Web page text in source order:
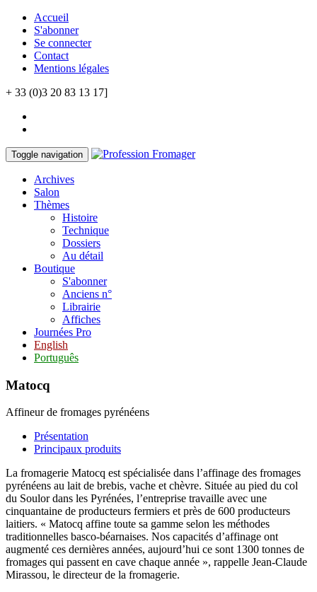
Accueil
S'abonner
Se connecter
Contact
Mentions légales
+ 33 (0)3 20 83 13 17]
Toggle navigation
Archives
Salon
Thèmes
Histoire
Technique
Dossiers
Au détail
Boutique
S'abonner
Anciens n°
Librairie
Affiches
Journées Pro
English
Português
Matocq
Affineur de fromages pyrénéens
Présentation
Principaux produits
La fromagerie Matocq est spécialisée dans l’affinage des fromages
pyrénéens au lait de brebis, vache et chèvre. Située au pied du col
du Soulor dans les Pyrénées, l’entreprise travaille avec une
cinquantaine de producteurs fermiers et près de 600 producteurs
laitiers. « Matocq affine toute sa gamme selon les méthodes
traditionnelles basco-béarnaises. Nos capacités d’affinage ont
augmenté ces dernières années, aujourd’hui ce sont 1300 tonnes de
fromages qui passent en cave chaque année », rappelle Jean-Claude
Mirassou, le directeur de la fromagerie.